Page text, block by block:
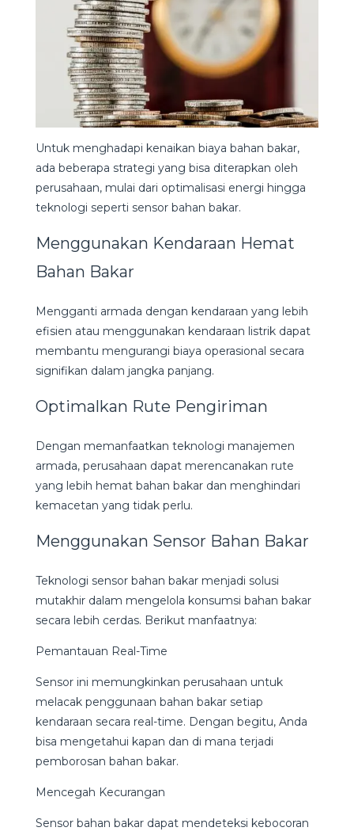
Untuk menghadapi kenaikan biaya bahan bakar,
ada beberapa strategi yang bisa diterapkan oleh
perusahaan, mulai dari optimalisasi energi hingga
teknologi seperti sensor bahan bakar.
Menggunakan Kendaraan Hemat
Bahan Bakar
Mengganti armada dengan kendaraan yang lebih
efisien atau menggunakan kendaraan listrik dapat
membantu mengurangi biaya operasional secara
signifikan dalam jangka panjang.
Optimalkan Rute Pengiriman
Dengan memanfaatkan teknologi manajemen
armada, perusahaan dapat merencanakan rute
yang lebih hemat bahan bakar dan menghindari
kemacetan yang tidak perlu.
Menggunakan Sensor Bahan Bakar
Teknologi sensor bahan bakar menjadi solusi
mutakhir dalam mengelola konsumsi bahan bakar
secara lebih cerdas. Berikut manfaatnya:
Pemantauan Real-Time
Sensor ini memungkinkan perusahaan untuk
melacak penggunaan bahan bakar setiap
kendaraan secara real-time. Dengan begitu, Anda
bisa mengetahui kapan dan di mana terjadi
pemborosan bahan bakar.
Mencegah Kecurangan
Sensor bahan bakar dapat mendeteksi kebocoran